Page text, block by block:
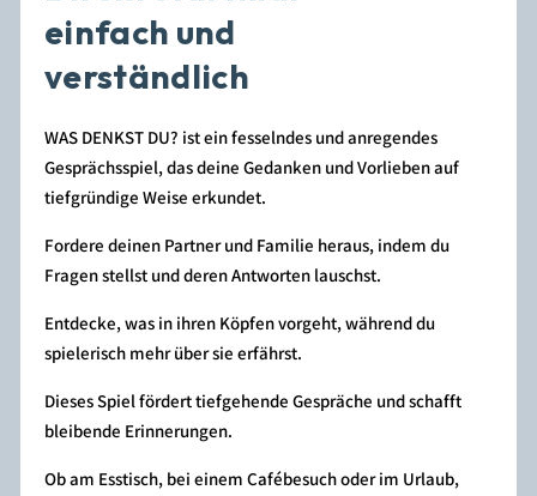
einfach und
verständlich
WAS DENKST DU? ist ein fesselndes und anregendes
Gesprächsspiel, das deine Gedanken und Vorlieben auf
tiefgründige Weise erkundet.
Fordere deinen Partner und Familie heraus, indem du
Fragen stellst und deren Antworten lauschst.
Entdecke, was in ihren Köpfen vorgeht, während du
spielerisch mehr über sie erfährst.
Dieses Spiel fördert tiefgehende Gespräche und schafft
bleibende Erinnerungen.
Ob am Esstisch, bei einem Cafébesuch oder im Urlaub,